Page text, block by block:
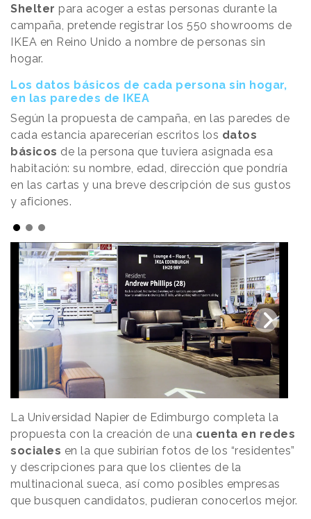
Shelter para acoger a estas personas durante la
campaña, pretende registrar los 550 showrooms de
IKEA en Reino Unido a nombre de personas sin
hogar.
Los datos básicos de cada persona sin hogar,
en las paredes de IKEA
Según la propuesta de campaña, en las paredes de
cada estancia aparecerían escritos los datos
básicos de la persona que tuviera asignada esa
habitación: su nombre, edad, dirección que pondría
en las cartas y una breve descripción de sus gustos
y aficiones.
La Universidad Napier de Edimburgo completa la
propuesta con la creación de una cuenta en redes
sociales en la que subirían fotos de los “residentes”
y descripciones para que los clientes de la
multinacional sueca, así como posibles empresas
que busquen candidatos, pudieran conocerlos mejor.